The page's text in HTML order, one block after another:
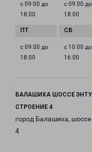
с 09:00 до
18:00
с 09:00 до
18:00
с 09:00 до
18:00
с 10:00 до
16:00
БАЛАШИХА ШОССЕ
СТРОЕНИЕ 4
город Балашиха,
4